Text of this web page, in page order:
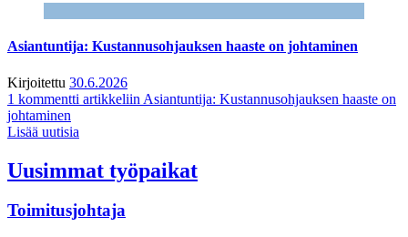
Asiantuntija: Kustannusohjauksen haaste on johtaminen
Kirjoitettu 30.6.2026
1 kommentti artikkeliin Asiantuntija: Kustannusohjauksen haaste on
johtaminen
Lisää uutisia
Uusimmat työpaikat
Toimitusjohtaja